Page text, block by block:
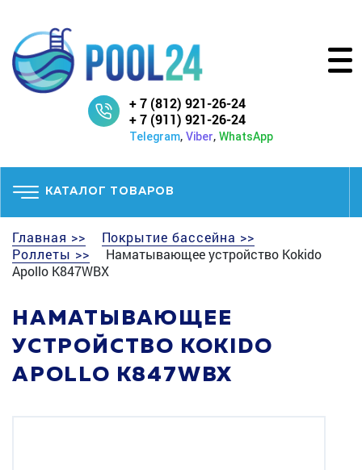
+ 7 (812) 921-26-24
+ 7 (911) 921-26-24
Telegram, Viber, WhatsApp
КАТАЛОГ ТОВАРОВ
Главная >>
Покрытие бассейна >>
Роллеты >>
Наматывающее устройство Kokido
Apollo K847WBX
НАМАТЫВАЮЩЕЕ
УСТРОЙСТВО KOKIDO
APOLLO K847WBX